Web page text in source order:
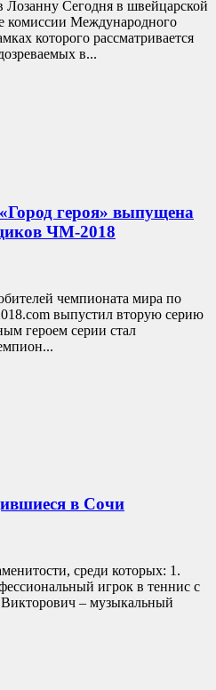
Лозанну Сегодня в швейцарской
комиссии Международного
которого рассматривается
в...
героя» выпущена
ЧМ-2018
чемпионата мира по
выпустил вторую серию
героем серии стал
в Сочи
среди которых: 1.
игрок в теннис с
– музыкальный